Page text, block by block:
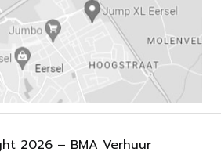
2026 – BMA Verhuur